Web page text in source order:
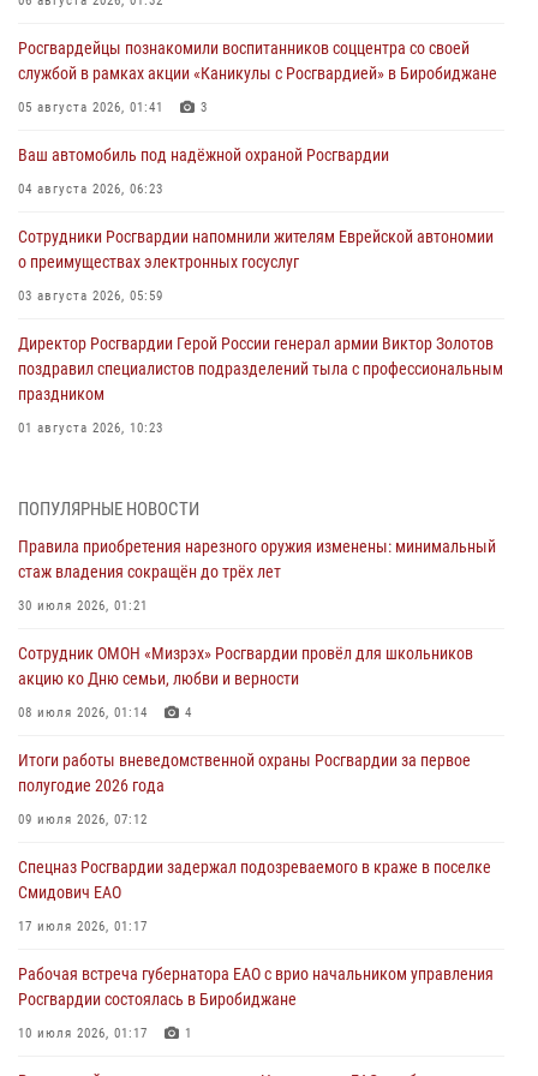
Росгвардейцы познакомили воспитанников соццентра со своей
службой в рамках акции «Каникулы с Росгвардией» в Биробиджане
05 августа 2026, 01:41 3
Ваш автомобиль под надёжной охраной Росгвардии
04 августа 2026, 06:23
Сотрудники Росгвардии напомнили жителям Еврейской автономии
о преимуществах электронных госуслуг
03 августа 2026, 05:59
Директор Росгвардии Герой России генерал армии Виктор Золотов
поздравил специалистов подразделений тыла с профессиональным
праздником
01 августа 2026, 10:23
Российской Федерации
В Росгвардии вспоминают российских воинов, погибших в Первой
мировой войне 1914-1918 годов
Внесены изменения в правила проведения контрольного отстрела
гражданского оружия
Правила приобретения нарезного оружия изменены: минимальный
стаж владения сокращён до трёх лет
ПОПУЛЯРНЫЕ НОВОСТИ
Правила приобретения нарезного оружия изменены: минимальный
стаж владения сокращён до трёх лет
30 июля 2026, 01:21
Сотрудник ОМОН «Мизрэх» Росгвардии провёл для школьников
акцию ко Дню семьи, любви и верности
08 июля 2026, 01:14 4
Итоги работы вневедомственной охраны Росгвардии за первое
полугодие 2026 года
09 июля 2026, 07:12
Спецназ Росгвардии задержал подозреваемого в краже в поселке
Смидович ЕАО
17 июля 2026, 01:17
Рабочая встреча губернатора ЕАО с врио начальником управления
Росгвардии состоялась в Биробиджане
10 июля 2026, 01:17 1